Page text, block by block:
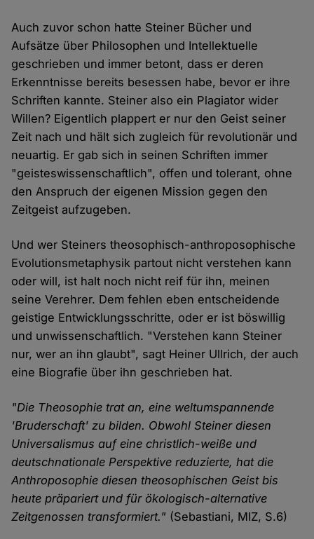
Auch zuvor schon hatte Steiner Bücher und
Aufsätze über Philosophen und Intellektuelle
geschrieben und immer betont, dass er deren
Erkenntnisse bereits besessen habe, bevor er ihre
Schriften kannte. Steiner also ein Plagiator wider
Willen? Eigentlich plappert er nur den Geist seiner
Zeit nach und hält sich zugleich für revolutionär und
neuartig. Er gab sich in seinen Schriften immer
"geisteswissenschaftlich", offen und tolerant, ohne
den Anspruch der eigenen Mission gegen den
Zeitgeist aufzugeben.
Und wer Steiners theosophisch-anthroposophische
Evolutionsmetaphysik partout nicht verstehen kann
oder will, ist halt noch nicht reif für ihn, meinen
seine Verehrer. Dem fehlen eben entscheidende
geistige Entwicklungsschritte, oder er ist böswillig
und unwissenschaftlich. "Verstehen kann Steiner
nur, wer an ihn glaubt", sagt Heiner Ullrich, der auch
eine Biografie über ihn geschrieben hat.
"Die Theosophie trat an, eine weltumspannende
'Bruderschaft' zu bilden. Obwohl Steiner diesen
Universalismus auf eine christlich-weiße und
deutschnationale Perspektive reduzierte, hat die
Anthroposophie diesen theosophischen Geist bis
heute präpariert und für ökologisch-alternative
Zeitgenossen transformiert." (Sebastiani, MIZ, S.6)